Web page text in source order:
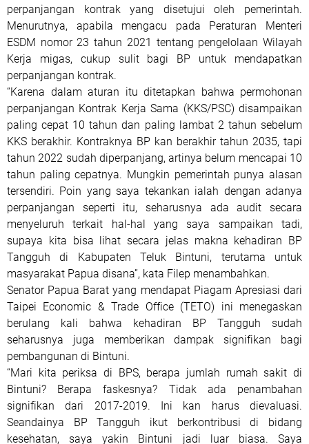
perpanjangan kontrak yang disetujui oleh pemerintah.
Menurutnya, apabila mengacu pada Peraturan Menteri
ESDM nomor 23 tahun 2021 tentang pengelolaan Wilayah
Kerja migas, cukup sulit bagi BP untuk mendapatkan
perpanjangan kontrak.
“Karena dalam aturan itu ditetapkan bahwa permohonan
perpanjangan Kontrak Kerja Sama (KKS/PSC) disampaikan
paling cepat 10 tahun dan paling lambat 2 tahun sebelum
KKS berakhir. Kontraknya BP kan berakhir tahun 2035, tapi
tahun 2022 sudah diperpanjang, artinya belum mencapai 10
tahun paling cepatnya. Mungkin pemerintah punya alasan
tersendiri. Poin yang saya tekankan ialah dengan adanya
perpanjangan seperti itu, seharusnya ada audit secara
menyeluruh terkait hal-hal yang saya sampaikan tadi,
supaya kita bisa lihat secara jelas makna kehadiran BP
Tangguh di Kabupaten Teluk Bintuni, terutama untuk
masyarakat Papua disana”, kata Filep menambahkan.
Senator Papua Barat yang mendapat Piagam Apresiasi dari
Taipei Economic & Trade Office (TETO) ini menegaskan
berulang kali bahwa kehadiran BP Tangguh sudah
seharusnya juga memberikan dampak signifikan bagi
pembangunan di Bintuni.
“Mari kita periksa di BPS, berapa jumlah rumah sakit di
Bintuni? Berapa faskesnya? Tidak ada penambahan
signifikan dari 2017-2019. Ini kan harus dievaluasi.
Seandainya BP Tangguh ikut berkontribusi di bidang
kesehatan, saya yakin Bintuni jadi luar biasa. Saya